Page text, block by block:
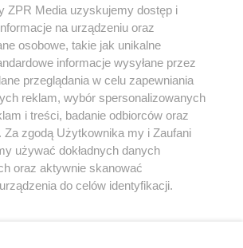
ZPR Media uzyskujemy dostęp i
na urządzeniu oraz
osobowe, takie jak unikalne
informacje wysyłane przez
przeglądania w celu zapewniania
reklam, wybór spersonalizowanych
i treści, badanie odbiorców oraz
Za zgodą Użytkownika my i Zaufani
używać dokładnych danych
oraz aktywnie skanować
do celów identyfikacji.